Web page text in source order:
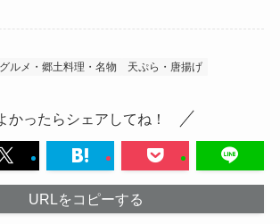
ルメ・郷土料理・名物 天ぷら・唐揚げ
かったらシェアしてね！
URLをコピーする